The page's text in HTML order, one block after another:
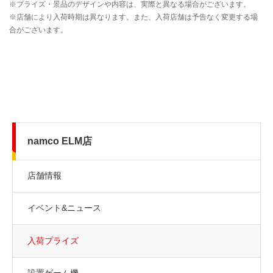
namco ELM店
店舗情報
イベント&ニュース
入荷プライズ